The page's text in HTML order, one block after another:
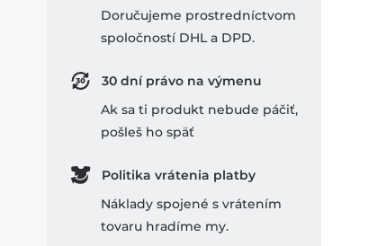
Doručujeme prostredníctvom
spoločností DHL a DPD.
30 dní právo na výmenu
Ak sa ti produkt nebude páčiť,
pošleš ho späť
Politika vrátenia platby
Náklady spojené s vrátením
tovaru hradíme my.